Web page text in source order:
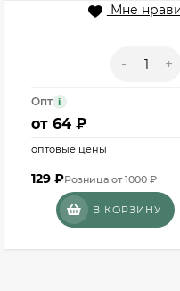
Мне
- +
Опт i
от 64 ₽
оптовые цены
129 ₽Розница от 1000 ₽
В КОРЗИНУ